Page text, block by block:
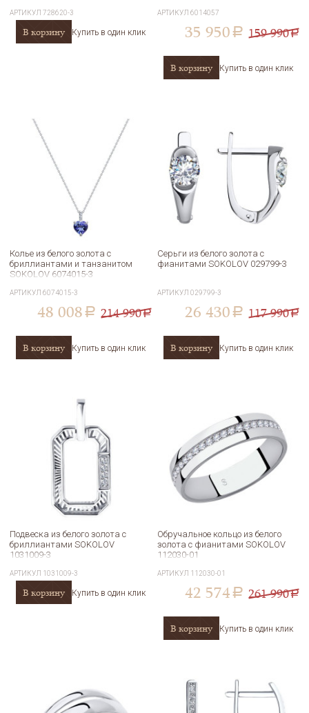
АРТИКУЛ728620-3
В корзину Купить в один клик
АРТИКУЛ6014057
35 950 a 159 990a
В корзину Купить в один клик
Колье из белого золота с
бриллиантами и танзанитом
SOKOLOV 6074015-3
АРТИКУЛ6074015-3
48 008 a 214 990a
В корзину Купить в один клик
Серьги из белого золота с
фианитами SOKOLOV 029799-3
АРТИКУЛ029799-3
26 430 a 117 990a
В корзину Купить в один клик
Подвеска из белого золота с
бриллиантами SOKOLOV
1031009-3
АРТИКУЛ 1031009-3
В корзину Купить в один клик
Обручальное кольцо из белого
золота с фианитами SOKOLOV
112030-01
АРТИКУЛ 112030-01
42 574 a 261 990a
В корзину Купить в один клик